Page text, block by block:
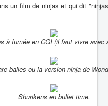
un film de ninjas et qui dit
à fumée en CGI (il faut vivre avec
balles ou la version ninja de
Shurikens en bullet time.